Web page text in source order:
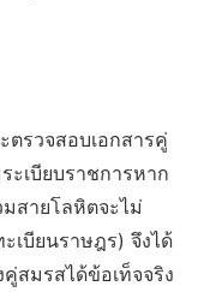
ตรวจสอบเอกสารคู่
ะเบียบราชการหาก
สายโลหิตจะไม่
เบียนราษฎร) จึงได้
สมรสได้ข้อเท็จจริง